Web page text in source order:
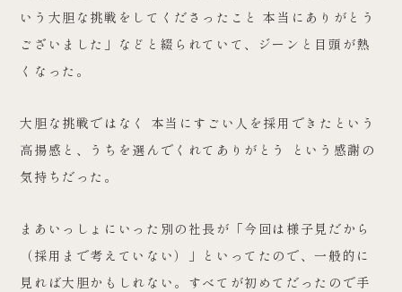
いう大胆な挑戦をしてくださったこと 本当にありがとう
ございました」などと綴られていて、ジーンと目頭が熱
くなった。
大胆な挑戦ではなく 本当にすごい人を採用できたという
高揚感と、うちを選んでくれてありがとう という感謝の
気持ちだった。
まあいっしょにいった別の社長が「今回は様子見だから
（採用まで考えていない）」といってたので、一般的に
見れば大胆かもしれない。すべてが初めてだったので手